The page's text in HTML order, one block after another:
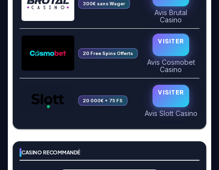
300€ sans Wager
Avis Brutal
Casino
20 Free Spins Offerts
VISITER
Avis Cosmobet
Casino
20 000€ + 75 FS
VISITER
Avis Slott Casino
CASINO RECOMMANDÉ